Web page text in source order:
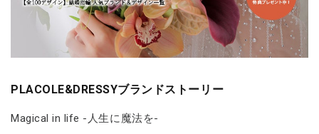
PLACOLE&DRESSYブランドストーリー
Magical in life -人生に魔法を-